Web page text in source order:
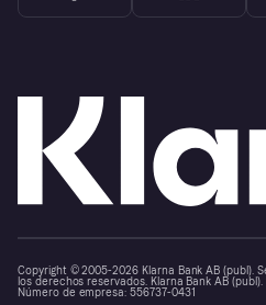
Copyright © 2005-2026 Klarna Bank AB (publ).
los derechos reservados. Klarna Bank AB (publ).
Número de empresa: 556737-0431